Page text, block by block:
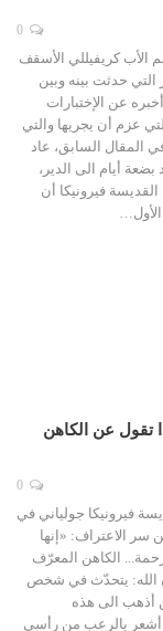
الأب كريفيللي الأسقف
التي حدثت بينه وبين
عن الإختبارات
عزم أن يجريها والتي
المقال السابق، عاد
بضعة أيام الى الدير،
فيرونيكا أن
الأول…
تقول عن الكاهن
فيرونيكا جولياني في
سر الاعتراف: «إنها
الكاهن المعرّف
الله: يتحدّث في شخص
أذهب الى هذه
أشعر بالرعب من رأسي